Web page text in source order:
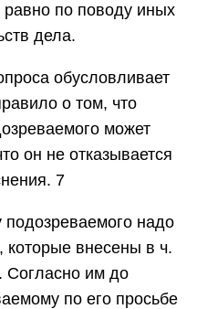
по поводу иных
дела.
обусловливает
о том, что
может
он не отказывается
7
подозреваемого надо
которые внесены в ч.
Согласно им до
по его просьбе